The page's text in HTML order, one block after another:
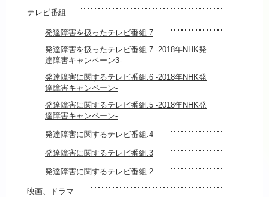
テレビ番組
発達障害を扱ったテレビ番組.7
発達障害を扱ったテレビ番組.7 -2018年NHK発
達障害キャンペーン3-
発達障害に関するテレビ番組.6 -2018年NHK発
達障害キャンペーン-
発達障害に関するテレビ番組.5 -2018年NHK発
達障害キャンペーン-
発達障害に関するテレビ番組.4
発達障害に関するテレビ番組.3
発達障害に関するテレビ番組.2
映画、ドラマ